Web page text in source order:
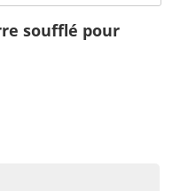
soufflé pour